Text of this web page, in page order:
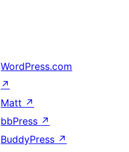
WordPress.com
↗
Matt ↗
bbPress ↗
BuddyPress ↗